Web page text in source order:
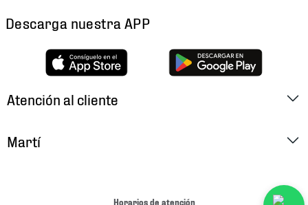
Descarga nuestra APP
Atención al cliente
Martí
Horarios de atención